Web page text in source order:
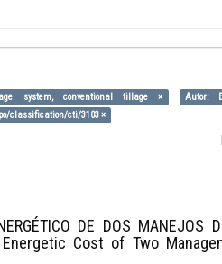
system, conventional tillage ×
Autor:
classification/cti/3103 ×
DE DOS MANEJOS
Energetic Cost of Two